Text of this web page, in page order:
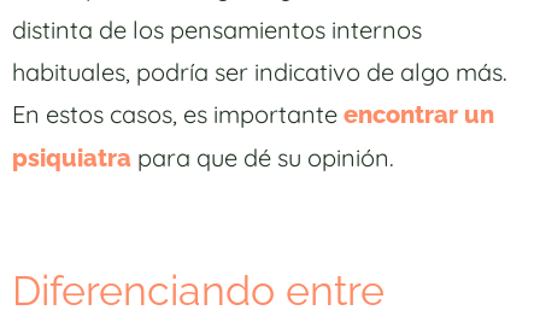
distinta de los pensamientos internos
habituales, podría ser indicativo de algo más.
En estos casos, es importante encontrar un
psiquiatra para que dé su opinión.
Diferenciando entre